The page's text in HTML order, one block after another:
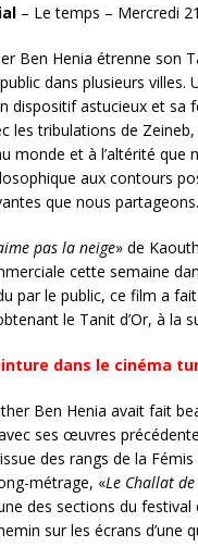
– Le temps – Mercredi
Ben Henia étrenne son
dans plusieurs villes.
dispositif astucieux et sa
les tribulations de Zeineb,
monde et à l’altérité que
aux contours
que nous
pas la neige» de
cette semaine
par le public, ce film a
le Tanit d’Or, à la
dans le cinéma
Ben Henia avait fait
ses œuvres
des rangs de la Fémis
métrage, «Le Challat
des sections du festival
sur les écrans d’une